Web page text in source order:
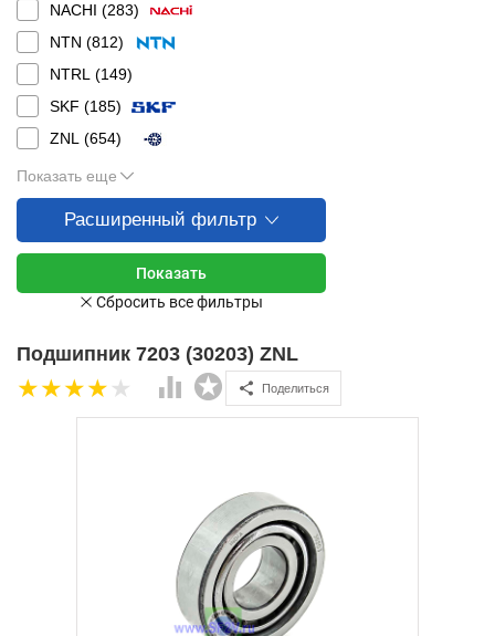
NACHI (283)
NTN (812)
NTRL (149)
SKF (185)
ZNL (654)
Показать еще
Расширенный фильтр
Подшипник 7203 (30203) ZNL
Поделиться